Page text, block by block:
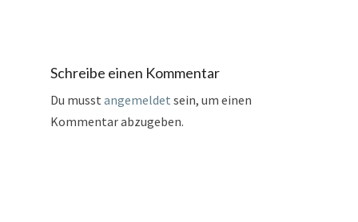
Schreibe einen Kommentar
Du musst angemeldet sein, um einen
Kommentar abzugeben.